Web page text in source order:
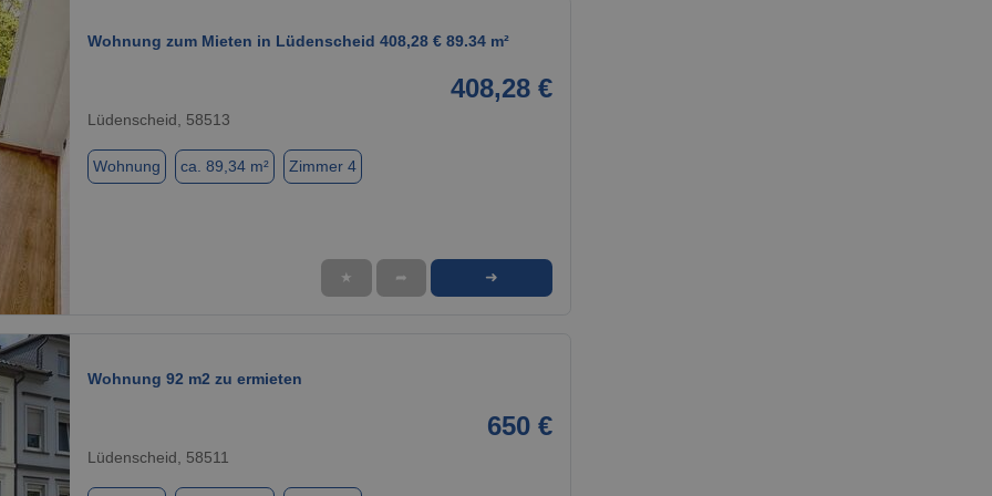
1 / 1
Wohnung zum Mieten in Lüdenscheid 408,28 € 89.34 m²
408,28 €
Lüdenscheid, 58513
Wohnung ca. 89,34 m² Zimmer 4
★ ➦ ➜
Wohnung 92 m2 zu ermieten
650 €
Lüdenscheid, 58511